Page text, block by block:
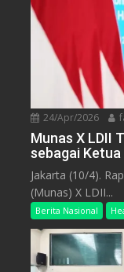
24/Apr/2026
Munas X LDII
sebagai Ketua
Jakarta (10/4).
(Munas) X LDII...
Berita Nasional